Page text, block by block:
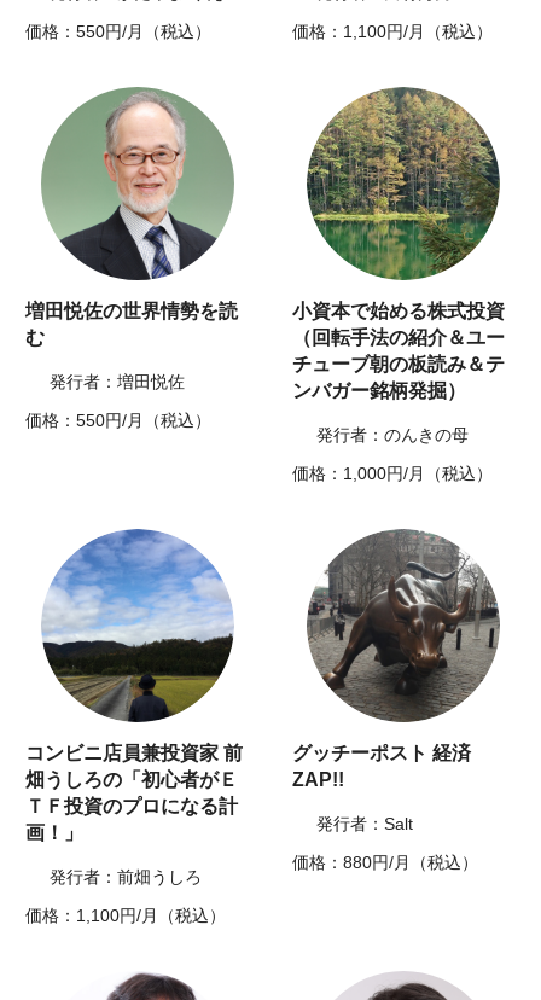
価格：550円/月（税込）
価格：1,100円/月（税込）
増田悦佐の世界情勢を読
む
発行者：増田悦佐
価格：550円/月（税込）
小資本で始める株式投資
（回転手法の紹介＆ユー
チューブ朝の板読み＆テ
ンバガー銘柄発掘）
発行者：のんきの母
価格：1,000円/月（税込）
コンビニ店員兼投資家 前
畑うしろの「初心者がＥ
ＴＦ投資のプロになる計
画！」
発行者：前畑うしろ
価格：1,100円/月（税込）
グッチーポスト 経済
ZAP!!
発行者：Salt
価格：880円/月（税込）